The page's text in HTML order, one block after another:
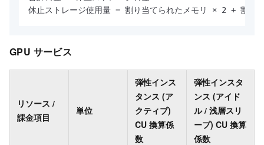
休止ストレージ使用量 = 割り当てられたメモリ × 2 + 割り
GPU サービス
リソース /
課金項目
単位
弾性インス
タンス (ア
クティブ)
CU 換算係
数
弾性インスタ
ンス (アイド
ル / 浅層スリ
ープ) CU 換算
係数